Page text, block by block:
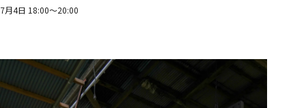
7月4日 18:00〜20:00